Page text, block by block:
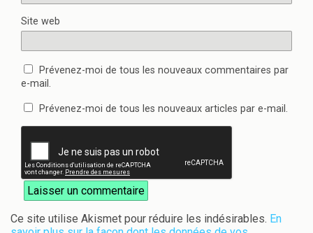
Site web
Prévenez-moi de tous les nouveaux commentaires par
e-mail.
Prévenez-moi de tous les nouveaux articles par e-mail.
Ce site utilise Akismet pour réduire les indésirables. En